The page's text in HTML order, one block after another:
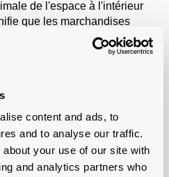
content and ads, to
and to analyse our traffic.
your use of our site with
and analytics partners who
de l'espace à l'intérieur
que les marchandises
serrés. L'efficacité du
ce qui permet de réduire
autonettoyant qui
et les temps d'arrêt
ininterrompu et